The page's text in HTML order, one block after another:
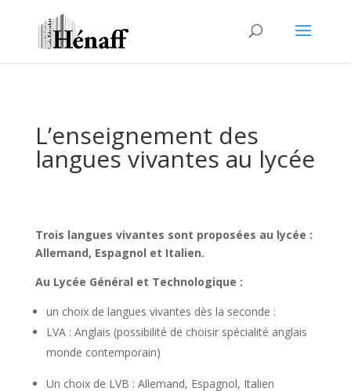
L’enseignement des
langues vivantes au lycée
Trois langues vivantes sont proposées au lycée :
Allemand, Espagnol et Italien.
Au Lycée Général et Technologique :
un choix de langues vivantes dès la seconde :
LVA : Anglais (possibilité de choisir spécialité anglais
monde contemporain)
Un choix de LVB : Allemand, Espagnol, Italien